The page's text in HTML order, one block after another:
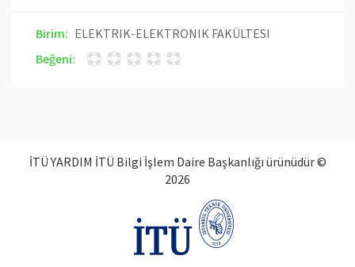
Birim: ELEKTRIK-ELEKTRONIK FAKÜLTESI
Beğeni:
İTÜ YARDIM İTÜ Bilgi İşlem Daire Başkanlığı ürünüdür ©
2026